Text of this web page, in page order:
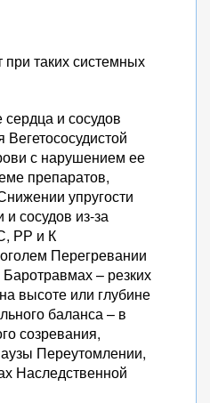
при таких системных
и сосудов
с нарушением ее
препаратов,
упругости
и сосудов из-за
РР и К
Перегревании
– резких
высоте или глубине
баланса – в
созревания,
Переутомлении,
Наследственной